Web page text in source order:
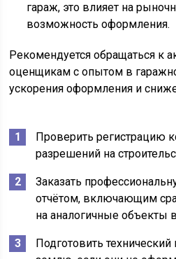
гараж, это влияет на
возможность оформления.
Рекомендуется обращаться к
оценщикам с опытом в
ускорения оформления и
Проверить регистрацию
разрешений на
Заказать
отчётом, включающим
на аналогичные объекты
Подготовить